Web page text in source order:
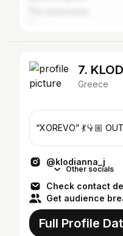
7.
Greece
“XOREVO” 💃👇🏼 OUT ✨
@klodianna_j
Other socials
Check contact
Get audience
Full Profile